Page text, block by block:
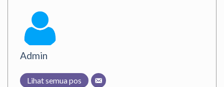
Admin
Lihat semua pos